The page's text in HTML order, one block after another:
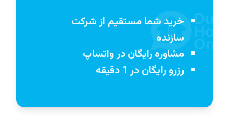
خرید شما مستقیم از شرکت
سازنده
مشاوره رایگان در واتساپ
رزرو رایگان در 1 دقیقه